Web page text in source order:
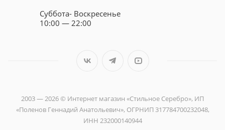
Суббота- Воскресенье
10:00 — 22:00
2003 — 2026 © Интернет магазин «Стильное Серебро», ИП
«Поленов Геннадий Анатольевич», ОГРНИП 317784700232048,
ИНН 232000140944